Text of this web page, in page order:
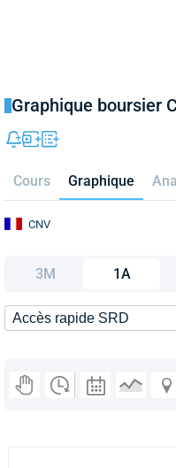
Graphique boursier
Cours Graphique
CNV
3M 1A